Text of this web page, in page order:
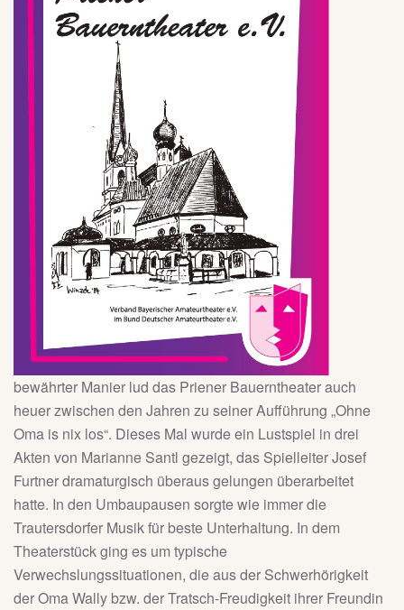
bewährter Manier lud das Priener Bauerntheater auch
heuer zwischen den Jahren zu seiner Aufführung „Ohne
Oma is nix los“. Dieses Mal wurde ein Lustspiel in drei
Akten von Marianne Santl gezeigt, das Spielleiter Josef
Furtner dramaturgisch überaus gelungen überarbeitet
hatte. In den Umbaupausen sorgte wie immer die
Trautersdorfer Musik für beste Unterhaltung. In dem
Theaterstück ging es um typische
Verwechslungssituationen, die aus der Schwerhörigkeit
der Oma Wally bzw. der Tratsch-Freudigkeit ihrer Freundin